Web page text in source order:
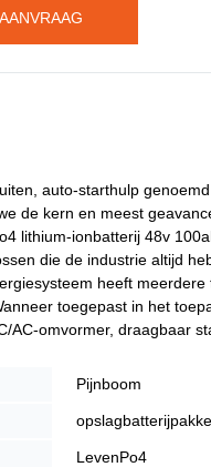
auto-starthulp
de kern en meest
lithium-ionbatterij 48v
die de industrie altijd
heeft meerdere
toegepast in het
omvormer, draagbaar
Pijnboom
LevenPo4